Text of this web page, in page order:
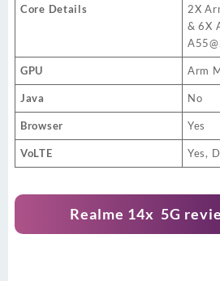
Core Details
2X
& 6X
GPU Arm
Java No
Browser Yes
VoLTE Yes,
Realme 14x 5G